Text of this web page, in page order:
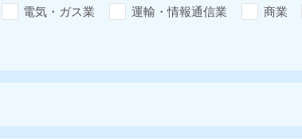
電気・ガス業 運輸・情報通信業 商業